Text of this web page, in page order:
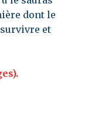
dont le
survivre et